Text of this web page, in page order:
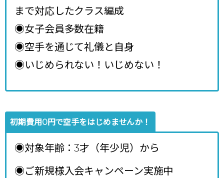
まで対応したクラス編成
◉女子会員多数在籍
◉空手を通じて礼儀と自身
◉いじめられない！いじめない！
初期費用0円で空手をはじめませんか！
◉対象年齢：3才（年少児）から
◉ご新規様入会キャンペーン実施中